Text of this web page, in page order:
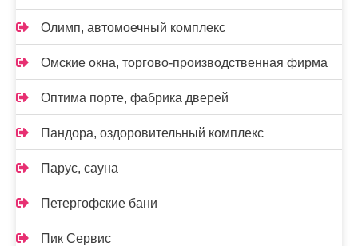
Олимп, автомоечный комплекс
Омские окна, торгово-производственная фирма
Оптима порте, фабрика дверей
Пандора, оздоровительный комплекс
Парус, сауна
Петергофские бани
Пик Сервис